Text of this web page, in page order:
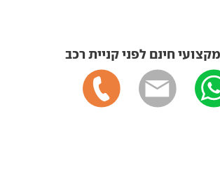
חינם לפני קניית רכב